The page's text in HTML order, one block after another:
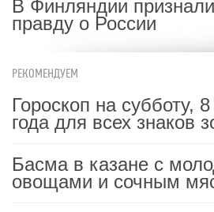
В Финляндии
правду о России
РЕКОМЕНДУЕМ
Гороскоп на субботу,
года для всех знаков
Басма в казане с
овощами и сочным